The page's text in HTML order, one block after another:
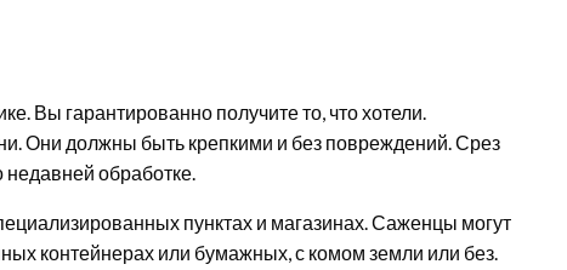
Вы гарантированно получите то, что хотели.
Они должны быть крепкими и без повреждений. Срез
недавней обработке.
пунктах и магазинах. Саженцы могут
контейнерах или бумажных, с комом земли или без.